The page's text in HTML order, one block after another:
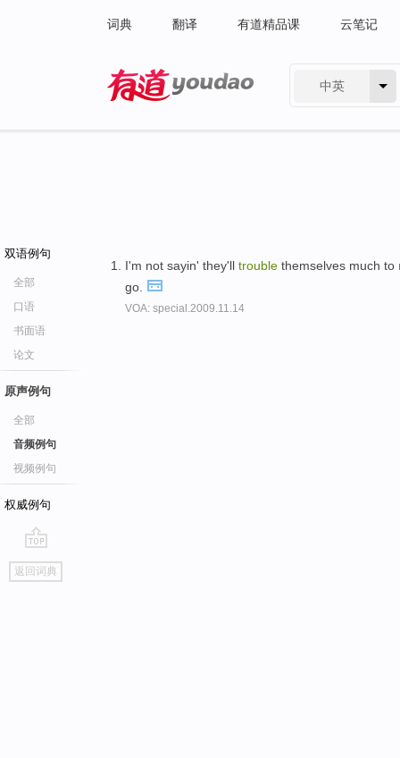
词典 翻译 有道精品课 云笔记
中英
双语例句
全部
口语
书面语
论文
原声例句
全部
音频例句
视频例句
权威例句
go
top
返回词典
I'm not sayin' they'll trouble themselves much to
go.
VOA: special.2009.11.14